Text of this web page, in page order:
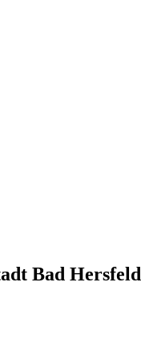
Bad Hersfeld